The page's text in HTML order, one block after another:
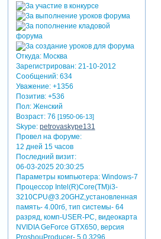
Откуда:Москва
Зарегистрирован: 21-10-2012
Сообщений:634
Уважение: +1356
Позитив: +536
Пол:Женский
Возраст:76 [1950-06-13]
Skype: petrovaskype131
Провел на форуме:
12 дней 15 часов
Последний визит:
06-03-2025 20:30:25
Параметры компьютера:Windows-7
Процессор Intel(R)Core(TM)i3-
3210CPU@3.20GHZ,установленная
память- 4.00гб, тип системы- 64
разряд, комп-USER-PC, видеокарта
NVIDIA GeForce GTX650, версия
ProshouProducer- 5.0.3296